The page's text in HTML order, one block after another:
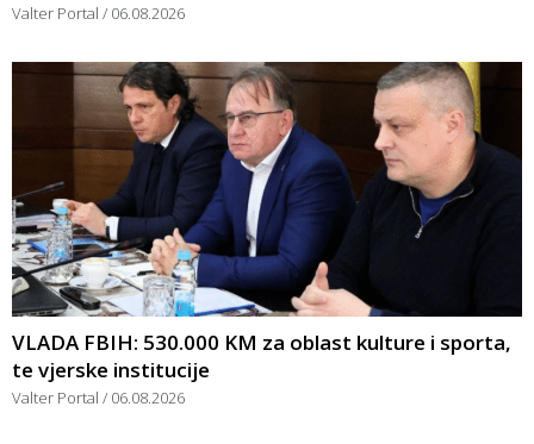
Valter Portal 06.08.2026
VLADA FBIH: 530.000 KM za oblast kulture i sporta,
te vjerske institucije
Valter Portal 06.08.2026